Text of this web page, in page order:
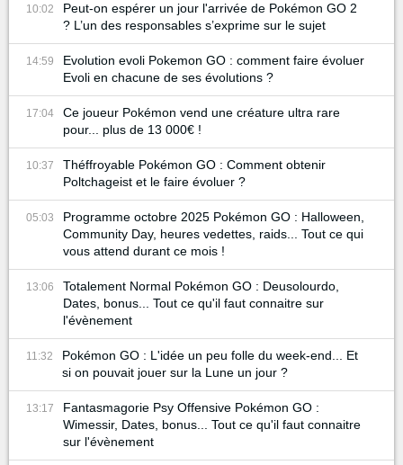
10:02
Peut-on espérer un jour l'arrivée de Pokémon GO 2
? L’un des responsables s’exprime sur le sujet
14:59
Evolution evoli Pokemon GO : comment faire évoluer
Evoli en chacune de ses évolutions ?
17:04
Ce joueur Pokémon vend une créature ultra rare
pour... plus de 13 000€ !
10:37
Théffroyable Pokémon GO : Comment obtenir
Poltchageist et le faire évoluer ?
05:03
Programme octobre 2025 Pokémon GO : Halloween,
Community Day, heures vedettes, raids... Tout ce qui
vous attend durant ce mois !
13:06
Totalement Normal Pokémon GO : Deusolourdo,
Dates, bonus... Tout ce qu'il faut connaitre sur
l'évènement
11:32
Pokémon GO : L'idée un peu folle du week-end... Et
si on pouvait jouer sur la Lune un jour ?
13:17
Fantasmagorie Psy Offensive Pokémon GO :
Wimessir, Dates, bonus... Tout ce qu'il faut connaitre
sur l'évènement